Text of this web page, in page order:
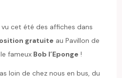
vu cet été des affiches dans
gratuite au Pavillon de
fameux Bob l’Eponge !
loin de chez nous en bus, du